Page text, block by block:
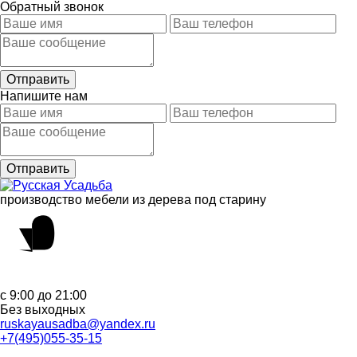
Обратный звонок
Напишите нам
производство мебели из дерева под старину
с 9:00 до 21:00
Без выходных
ruskayausadba@yandex.ru
+7(495)055-35-15